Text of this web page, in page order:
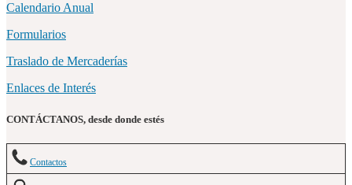
Calendario Anual
Formularios
Traslado de Mercaderías
Enlaces de Interés
CONTÁCTANOS, desde donde estés
Contactos